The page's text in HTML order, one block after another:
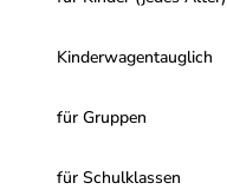
Kinderwagentauglich
für Gruppen
für Schulklassen